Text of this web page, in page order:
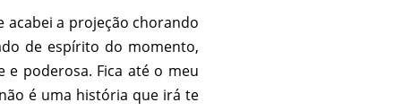
a projeção chorando
de espírito do momento,
poderosa. Fica até o meu
é uma história que irá te